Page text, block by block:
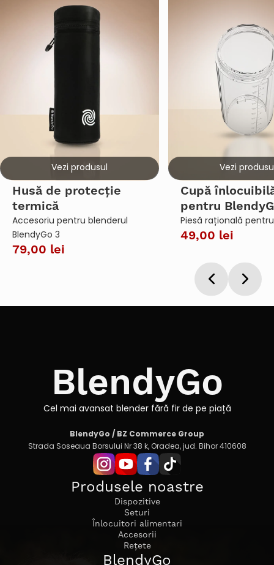
Husă de protecție
termică
Accesoriu pentru blenderul
BlendyGo 3
79,00 lei
Cupă
pentru
Piesă rațională
49,00 lei
BlendyGo
Cel mai avansat blender fără fir de pe piață
BlendyGo / BZ Commerce Group
Strada Soseaua Borsului Nr 38 k, Oradea, jud. Bihor 410608
Produsele noastre
Dispozitive
Seturi
Înlocuitori alimentari
Accesorii
Rețete
BlendyGo